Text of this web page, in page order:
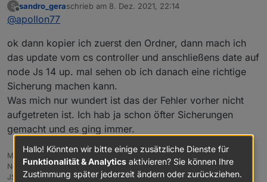
S
Offline
sandro_geraschrieb am 8. Dez. 2021, 22:14
zuletzt editiert von
@apollon77
ok dann kopier ich zuerst den Ordner, dann mach ich
das update vom cs controller und anschließens date auf
node Js 14 up. mal sehen ob ich danach eine richtige
Sicherung machen kann.
Was mich nur wundert ist das der Fehler vorher nicht
aufgetreten ist. Ich hab ja schon öfter Sicherungen
gemacht und es ging immer.
Master RPI4 8GB, Slave RPI3 1GB
Node.js v18.17.1, npm: 9.6.7,
JS-Controller: 5.0.16
Hallo! Könnten wir bitte einige zusätzliche Dienste für
Funktionalität & Analytics aktivieren? Sie können Ihre
Zustimmung später jederzeit ändern oder zurückziehen.